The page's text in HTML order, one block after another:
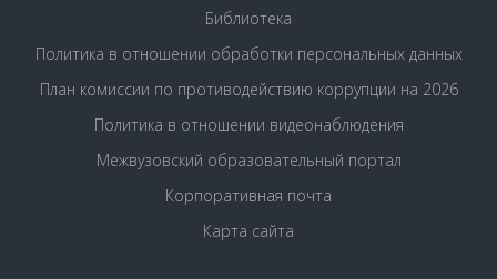
Библиотека
Политика в отношении обработки персональных данных
План комиссии по противодействию коррупции на 2026
Политика в отношении видеонаблюдения
Межвузовский образовательный портал
Корпоративная почта
Карта сайта